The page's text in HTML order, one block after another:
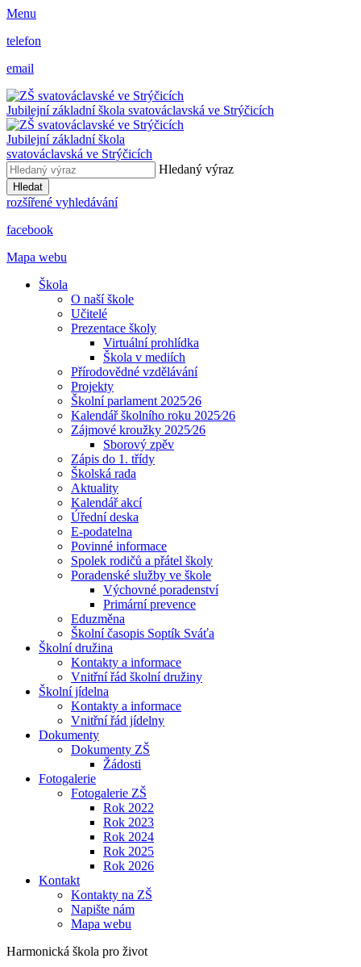
Menu
telefon
email
Jubilejní základní škola svatováclavská ve Strýčicích
Jubilejní základní škola
svatováclavská ve Strýčicích
Hledaný výraz
Hledat
rozšířené vyhledávání
facebook
Mapa webu
Škola
O naší škole
Učitelé
Prezentace školy
Virtuální prohlídka
Škola v mediích
Přírodovědné vzdělávání
Projekty
Školní parlament 2025⁄26
Kalendář školního roku 2025⁄26
Zájmové kroužky 2025⁄26
Sborový zpěv
Zápis do 1. třídy
Školská rada
Aktuality
Kalendář akcí
Úřední deska
E-podatelna
Povinné informace
Spolek rodičů a přátel školy
Poradenské služby ve škole
Výchovné poradenství
Primární prevence
Eduzměna
Školní časopis Soptík Sváťa
Školní družina
Kontakty a informace
Vnitřní řád školní družiny
Školní jídelna
Kontakty a informace
Vnitřní řád jídelny
Dokumenty
Dokumenty ZŠ
Žádosti
Fotogalerie
Fotogalerie ZŠ
Rok 2022
Rok 2023
Rok 2024
Rok 2025
Rok 2026
Kontakt
Kontakty na ZŠ
Napište nám
Mapa webu
Harmonická škola pro život